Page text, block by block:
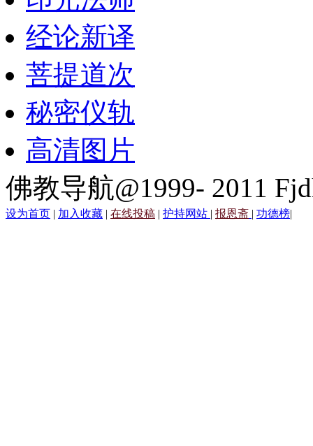
经论新译
菩提道次
秘密仪轨
高清图片
佛教导航@1999- 2011
设为首页 | 加入收藏 | 在线投稿 | 护持网站 | 报恩斋 | 功德榜|